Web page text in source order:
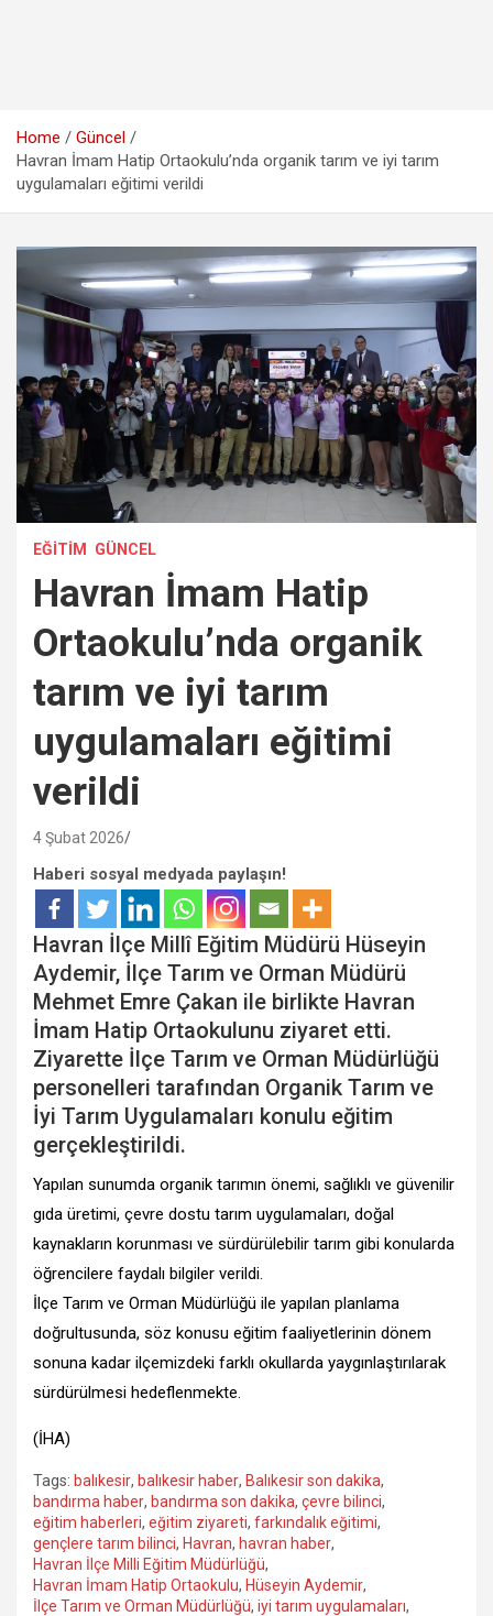
Home
Güncel
Havran İmam Hatip Ortaokulu’nda organik tarım ve iyi tarım
uygulamaları eğitimi verildi
EĞITIM GÜNCEL
Havran İmam Hatip
Ortaokulu’nda organik
tarım ve iyi tarım
uygulamaları eğitimi
verildi
4 Şubat 2026
Haberi sosyal medyada paylaşın!
Havran İlçe Millî Eğitim Müdürü Hüseyin
Aydemir, İlçe Tarım ve Orman Müdürü
Mehmet Emre Çakan ile birlikte Havran
İmam Hatip Ortaokulunu ziyaret etti.
Ziyarette İlçe Tarım ve Orman Müdürlüğü
personelleri tarafından Organik Tarım ve
İyi Tarım Uygulamaları konulu eğitim
gerçekleştirildi.
Yapılan sunumda organik tarımın önemi, sağlıklı ve güvenilir
gıda üretimi, çevre dostu tarım uygulamaları, doğal
kaynakların korunması ve sürdürülebilir tarım gibi konularda
öğrencilere faydalı bilgiler verildi.
İlçe Tarım ve Orman Müdürlüğü ile yapılan planlama
doğrultusunda, söz konusu eğitim faaliyetlerinin dönem
sonuna kadar ilçemizdeki farklı okullarda yaygınlaştırılarak
sürdürülmesi hedeflenmekte.
(İHA)
Tags: balıkesir, balıkesir haber, Balıkesir son dakika,
bandırma haber, bandırma son dakika, çevre bilinci,
eğitim haberleri, eğitim ziyareti, farkındalık eğitimi,
gençlere tarım bilinci, Havran, havran haber,
Havran İlçe Milli Eğitim Müdürlüğü,
Havran İmam Hatip Ortaokulu, Hüseyin Aydemir,
İlçe Tarım ve Orman Müdürlüğü, iyi tarım uygulamaları,